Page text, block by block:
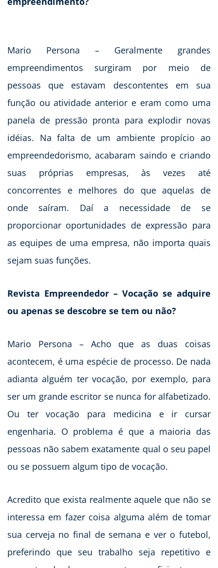
Mario Persona – Geralmente grandes
empreendimentos surgiram por meio de
pessoas que estavam descontentes em sua
função ou atividade anterior e eram como uma
panela de pressão pronta para explodir novas
idéias. Na falta de um ambiente propício ao
empreendedorismo, acabaram saindo e criando
suas próprias empresas, às vezes até
concorrentes e melhores do que aquelas de
onde saíram. Daí a necessidade de se
proporcionar oportunidades de expressão para
as equipes de uma empresa, não importa quais
sejam suas funções.
Revista Empreendedor – Vocação se adquire
ou apenas se descobre se tem ou não?
Mario Persona – Acho que as duas coisas
acontecem, é uma espécie de processo. De nada
adianta alguém ter vocação, por exemplo, para
ser um grande escritor se nunca for alfabetizado.
Ou ter vocação para medicina e ir cursar
engenharia. O problema é que a maioria das
pessoas não sabem exatamente qual o seu papel
ou se possuem algum tipo de vocação.
Acredito que exista realmente aquele que não se
interessa em fazer coisa alguma além de tomar
sua cerveja no final de semana e ver o futebol,
preferindo que seu trabalho seja repetitivo e